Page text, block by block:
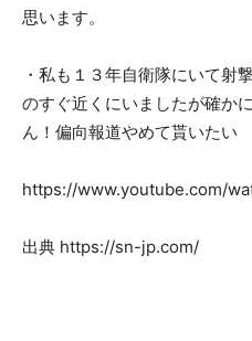
思います。
・私も１３年自衛隊にいて射
のすぐ近くにいましたが確か
ん！偏向報道やめて貰いたい
https://www.youtube.com/
出典 https://sn-jp.com/